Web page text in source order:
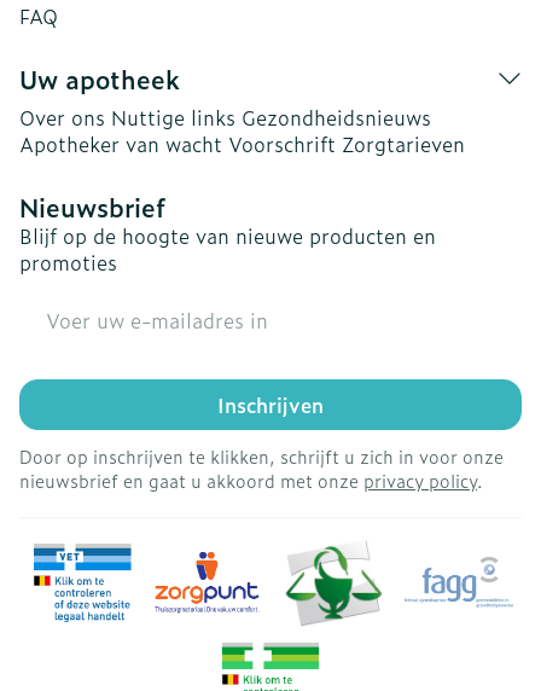
FAQ
Uw apotheek
Over ons Nuttige links Gezondheidsnieuws
Apotheker van wacht Voorschrift Zorgtarieven
Nieuwsbrief
Blijf op de hoogte van nieuwe producten en
promoties
Inschrijven
Door op inschrijven te klikken, schrijft u zich in voor onze
nieuwsbrief en gaat u akkoord met onze privacy policy.